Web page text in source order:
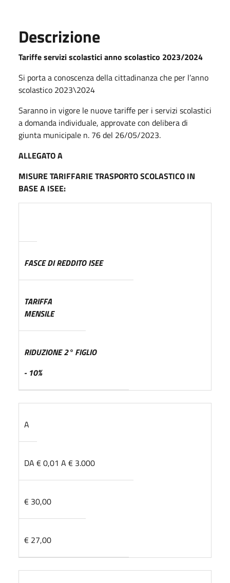
Descrizione
Tariffe servizi scolastici anno scolastico 2023/2024
Si porta a conoscenza della cittadinanza che per l’anno
scolastico 2023\2024
Saranno in vigore le nuove tariffe per i servizi scolastici
a domanda individuale, approvate con delibera di
giunta municipale n. 76 del 26/05/2023.
ALLEGATO A
MISURE TARIFFARIE TRASPORTO SCOLASTICO IN
BASE A ISEE:
FASCE DI REDDITO ISEE
TARIFFA
MENSILE
RIDUZIONE 2° FIGLIO
- 10%
A
DA € 0,01 A € 3.000
€ 30,00
€ 27,00